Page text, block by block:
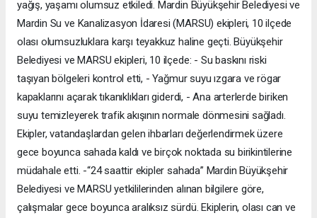
yağış, yaşamı olumsuz etkiledi. Mardin Büyükşehir Belediyesi ve
Mardin Su ve Kanalizasyon İdaresi (MARSU) ekipleri, 10 ilçede
olası olumsuzluklara karşı teyakkuz haline geçti. Büyükşehir
Belediyesi ve MARSU ekipleri, 10 ilçede: - Su baskını riski
taşıyan bölgeleri kontrol etti, - Yağmur suyu ızgara ve rögar
kapaklarını açarak tıkanıklıkları giderdi, - Ana arterlerde biriken
suyu temizleyerek trafik akışının normale dönmesini sağladı.
Ekipler, vatandaşlardan gelen ihbarları değerlendirmek üzere
gece boyunca sahada kaldı ve birçok noktada su birikintilerine
müdahale etti. -“24 saattir ekipler sahada” Mardin Büyükşehir
Belediyesi ve MARSU yetkililerinden alınan bilgilere göre,
çalışmalar gece boyunca aralıksız sürdü. Ekiplerin, olası can ve